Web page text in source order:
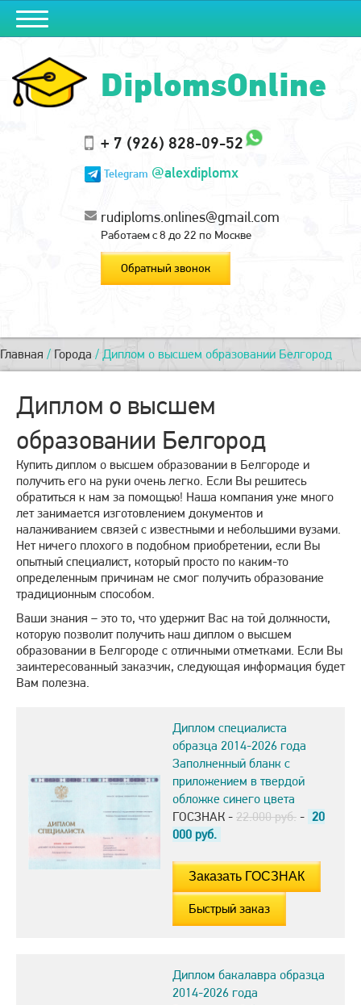
DiplomsOnline
+ 7 (926) 828-09-52
Telegram @alexdiplomx
rudiploms.onlines@gmail.com
Работаем с 8 до 22 по Москве
Обратный звонок
Главная / Города / Диплом о высшем образовании Белгород
Диплом о высшем
образовании Белгород
Купить диплом о высшем образовании в Белгороде и
получить его на руки очень легко. Если Вы решитесь
обратиться к нам за помощью! Наша компания уже много
лет занимается изготовлением документов и
налаживанием связей с известными и небольшими вузами.
Нет ничего плохого в подобном приобретении, если Вы
опытный специалист, который просто по каким-то
определенным причинам не смог получить образование
традиционным способом.
Ваши знания – это то, что удержит Вас на той должности,
которую позволит получить наш диплом о высшем
образовании в Белгороде с отличными отметками. Если Вы
заинтересованный заказчик, следующая информация будет
Вам полезна.
Диплом специалиста
образца 2014-2026 года
Заполненный бланк с
приложением в твердой
обложке синего цвета
ГОСЗНАК - 22.000 руб. - 20
000 руб.
Быстрый заказ
Диплом бакалавра образца
2014-2026 года